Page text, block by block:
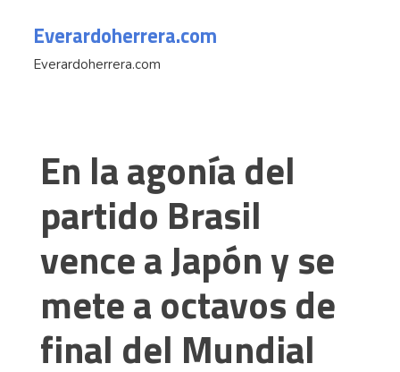
Everardoherrera.com
Everardoherrera.com
En la agonía del
partido Brasil
vence a Japón y se
mete a octavos de
final del Mundial